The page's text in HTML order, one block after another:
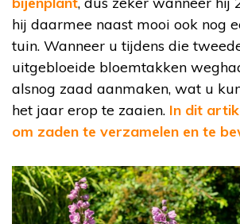
hij daarmee naast mooi ook nog
tuin. Wanneer u tijdens die
uitgebloeide bloemtakken
alsnog zaad aanmaken, wat u
het jaar erop te zaaien. In dit
om zaden te verzamelen en te